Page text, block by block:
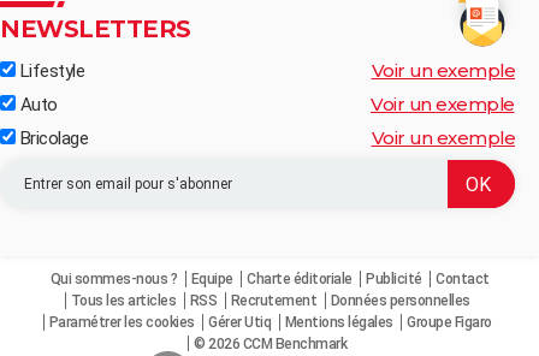
NEWSLETTERS
Lifestyle Voir un exemple
Auto Voir un exemple
Bricolage Voir un exemple
Qui sommes-nous ? Equipe Charte éditoriale Publicité
Contact
Tous les articles
RSS Recrutement
Données personnelles
Paramétrer les cookies
Gérer Utiq Mentions légales
Groupe Figaro
© 2026 CCM Benchmark